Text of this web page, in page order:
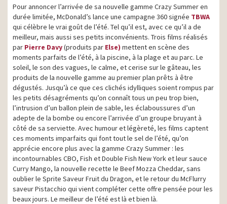
Pour annoncer l’arrivée de sa nouvelle gamme Crazy Summer en
durée limitée, McDonald’s lance une campagne 360 signée TBWA
qui célèbre le vrai goût de l’été. Tel qu’il est, avec ce qu’il a de
meilleur, mais aussi ses petits inconvénients. Trois films réalisés
par Pierre Davy(produits par Else) mettent en scène des
moments parfaits de l’été, à la piscine, à la plage et au parc. Le
soleil, le son des vagues, le calme, et cerise sur le gâteau, les
produits de la nouvelle gamme au premier plan prêts à être
dégustés. Jusqu’à ce que ces clichés idylliques soient rompus par
les petits désagréments qu’on connaît tous un peu trop bien,
l’intrusion d’un ballon plein de sable, les éclaboussures d’un
adepte de la bombe ou encore l’arrivée d’un groupe bruyant à
côté de sa serviette. Avec humour et légèreté, les films captent
ces moments imparfaits qui font tout le sel de l’été, qu’on
apprécie encore plus avec la gamme Crazy Summer : les
incontournables CBO, Fish et Double Fish New York et leur sauce
Curry Mango, la nouvelle recette le Beef Mozza Cheddar, sans
oublier le Sprite Saveur Fruit du Dragon, et le retour du McFlurry
saveur Pistacchio qui vient compléter cette offre pensée pour les
beaux jours. Le meilleur de l’été est là et bien là.